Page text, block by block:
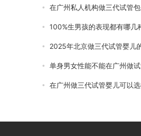
在广州私人机构做三代试管
100%生男孩的表现都有哪几
2025年北京做三代试管婴儿
单身男女性能不能在广州做
在广州做三代试管婴儿可以选